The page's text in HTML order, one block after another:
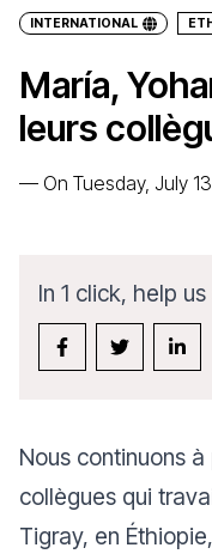
INTERNATIONAL
María,
leurs
— On Tuesday, July
In 1 click, help
Nous continuons
collègues qui
Tigray, en